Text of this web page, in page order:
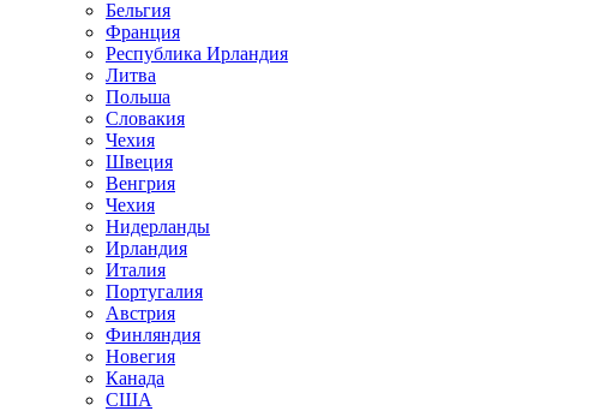
Бельгия
Франция
Республика Ирландия
Литва
Польша
Словакия
Чехия
Швеция
Венгрия
Чехия
Нидерланды
Ирландия
Италия
Португалия
Австрия
Финляндия
Новегия
Канада
США